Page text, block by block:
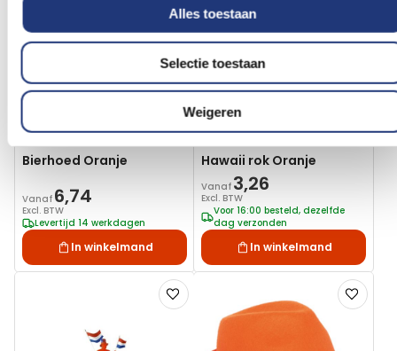
Alles toestaan
Selectie toestaan
Weigeren
verlanglijst
Bierhoed Oranje
Vanaf 6,74
Excl. BTW
Levertijd 14 werkdagen
In winkelmand
Hawaii rok Oranje
Vanaf 3,26
Excl. BTW
Voor 16:00 besteld, dezelfde
dag verzonden
In winkelmand
Voeg
toe
verlanglijst
Voeg
toe